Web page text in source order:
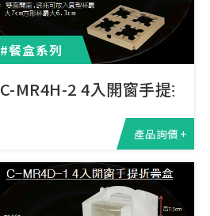
#餐盒系列
C-MR4H-2 4入開窗手提折疊盒
產品詢價 +